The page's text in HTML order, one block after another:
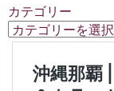
カテゴリー
カ
テ